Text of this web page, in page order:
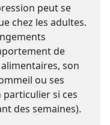
peut se
chez les adultes.
de
son
ou ses
particulier si ces
des semaines).